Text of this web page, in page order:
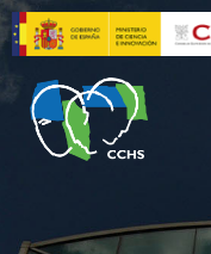
Pasar
al
contenido
principal